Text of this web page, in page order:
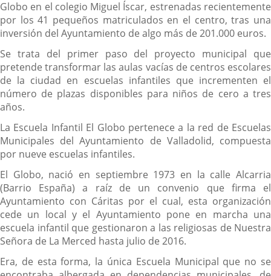
Globo en el colegio Miguel Íscar, estrenadas recientemente
por los 41 pequeños matriculados en el centro, tras una
inversión del Ayuntamiento de algo más de 201.000 euros.
Se trata del primer paso del proyecto municipal que
pretende transformar las aulas vacías de centros escolares
de la ciudad en escuelas infantiles que incrementen el
número de plazas disponibles para niños de cero a tres
años.
La Escuela Infantil El Globo pertenece a la red de Escuelas
Municipales del Ayuntamiento de Valladolid, compuesta
por nueve escuelas infantiles.
El Globo, nació en septiembre 1973 en la calle Alcarria
(Barrio España) a raíz de un convenio que firma el
Ayuntamiento con Cáritas por el cual, esta organización
cede un local y el Ayuntamiento pone en marcha una
escuela infantil que gestionaron a las religiosas de Nuestra
Señora de La Merced hasta julio de 2016.
Era, de esta forma, la única Escuela Municipal que no se